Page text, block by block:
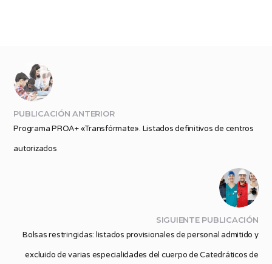
PUBLICACIÓN ANTERIOR
Programa PROA+ «Transfórmate». Listados definitivos de centros
autorizados
SIGUIENTE PUBLICACIÓN
Bolsas restringidas: listados provisionales de personal admitido y
excluido de varias especialidades del cuerpo de Catedráticos de